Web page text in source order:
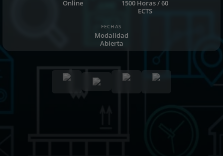
Online
1500 Horas / 60
ECTS
FECHAS
Modalidad
Abierta